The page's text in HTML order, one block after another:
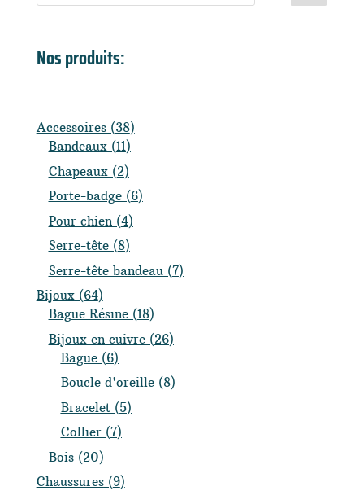
Nos produits:
Accessoires 3838
produits
Bandeaux 1111
produits
Chapeaux 22
produits
Porte-badge 66
Pour chien 44
produits
Serre-tête 88
produits
Serre-tête bandeau 77
Bijoux 6464
produits
Bague Résine 1818
produits
Bijoux en cuivre 2626
Bague 66
produits
Boucle d'oreille 88
Bracelet 55
Collier 77
Bois 2020
produits
Chaussures 99